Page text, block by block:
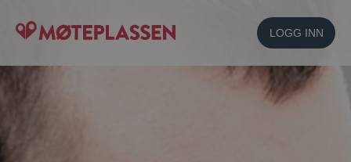
LOGG INN